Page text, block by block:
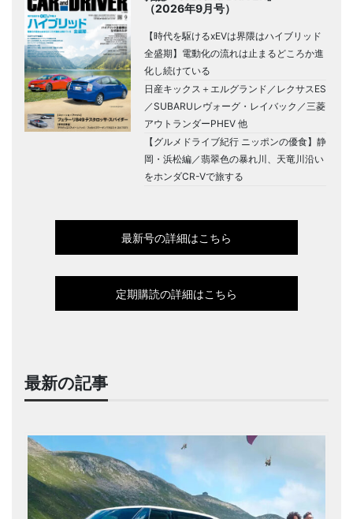
（2026年9月号）
【時代を駆けるxEVは界隈はハイブリッド
全盛期】電動化の流れは止まるどころか進
化し続けている
日産キックス＋エルグランド／レクサスES
／SUBARUレヴォーグ・レイバック／三菱
アウトランダーPHEV 他
【グルメドライブ紀行 ニッポンの優食】静
岡・浜松編／翡翠色の暴れ川、天竜川沿い
をホンダCR-Vで旅する
最新号の詳細はこちら
定期購読の詳細はこちら
最新の記事